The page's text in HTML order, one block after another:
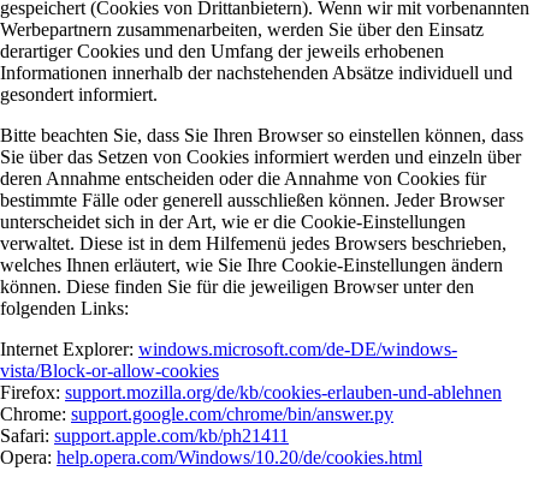
gespeichert (Cookies von Drittanbietern). Wenn wir mit vorbenannten
Werbepartnern zusammenarbeiten, werden Sie über den Einsatz
derartiger Cookies und den Umfang der jeweils erhobenen
Informationen innerhalb der nachstehenden Absätze individuell und
gesondert informiert.
Bitte beachten Sie, dass Sie Ihren Browser so einstellen können, dass
Sie über das Setzen von Cookies informiert werden und einzeln über
deren Annahme entscheiden oder die Annahme von Cookies für
bestimmte Fälle oder generell ausschließen können. Jeder Browser
unterscheidet sich in der Art, wie er die Cookie-Einstellungen
verwaltet. Diese ist in dem Hilfemenü jedes Browsers beschrieben,
welches Ihnen erläutert, wie Sie Ihre Cookie-Einstellungen ändern
können. Diese finden Sie für die jeweiligen Browser unter den
folgenden Links:
Internet Explorer: windows.microsoft.com/de-DE/windows-
vista/Block-or-allow-cookies
Firefox: support.mozilla.org/de/kb/cookies-erlauben-und-ablehnen
Chrome: support.google.com/chrome/bin/answer.py
Safari: support.apple.com/kb/ph21411
Opera: help.opera.com/Windows/10.20/de/cookies.html